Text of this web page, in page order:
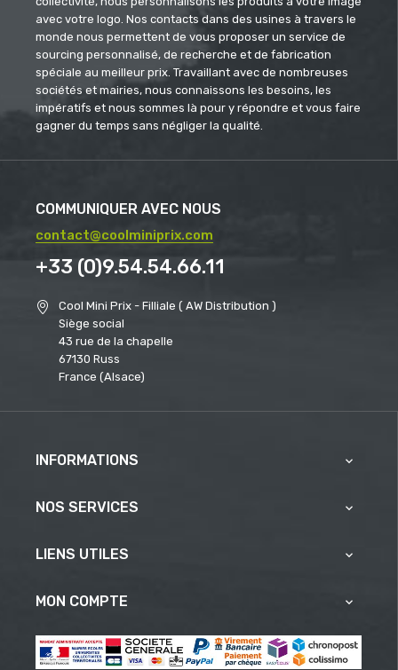
avec votre logo. Nos contacts dans des usines à travers le
monde nous permettent de vous proposer un service de
sourcing personnalisé, de recherche et de fabrication
spéciale au meilleur prix. Travaillant avec de nombreuses
sociétés et mairies, nous connaissons les besoins, les
impératifs et nous sommes là pour y répondre et vous faire
gagner du temps sans négliger la qualité.
COMMUNIQUER AVEC NOUS
contact@coolminiprix.com
+33 (0)9.54.54.66.11
Cool Mini Prix - Filliale ( AW Distribution )
Siège social
43 rue de la chapelle
67130 Russ
France (Alsace)
INFORMATIONS 
NOS SERVICES 
LIENS UTILES 
MON COMPTE 